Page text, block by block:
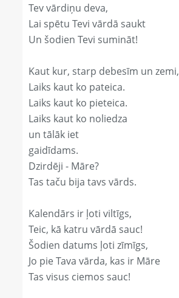
Tev vārdiņu deva,
Lai spētu Tevi vārdā saukt
Un šodien Tevi sumināt!
Kaut kur, starp debesīm un zemi,
Laiks kaut ko pateica.
Laiks kaut ko pieteica.
Laiks kaut ko noliedza
un tālāk iet
gaidīdams.
Dzirdēji - Māre?
Tas taču bija tavs vārds.
Kalendārs ir ļoti viltīgs,
Teic, kā katru vārdā sauc!
Šodien datums ļoti zīmīgs,
Jo pie Tava vārda, kas ir Māre
Tas visus ciemos sauc!